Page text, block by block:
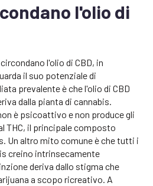
l'olio di
l'olio di CBD, in
il suo potenziale di
prevalente è che l'olio di CBD
dalla pianta di cannabis.
è psicoattivo e non produce gli
il principale composto
Un altro mito comune è che tutti i
creino intrinsecamente
deriva dallo stigma che
a scopo ricreativo. A